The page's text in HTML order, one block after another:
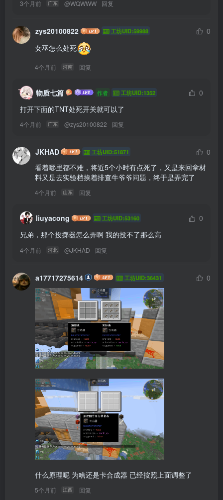
3个月前 广东 @WQWWW 回复
zys20100822 工坊UID:59988
0
女巫怎么处死
4个月前 河南 回复
物质七篇 作者 工坊UID:1352
0
打开下面的TNT处死开关就可以了
4个月前 广东 @zys20100822 回复
JKHAD 工坊UID:51871
0
看着哪里都不难，将近5个小时有点死了，又是来回拿材
料又是去实验档挨着排查牛爷爷问题，终于是弄完了
4个月前 山东 回复
liuyacong 工坊UID:53160
0
兄弟，那个投掷器怎么弄啊 我的投不了那么高
4个月前 河北 @JKHAD 回复
a17717275614 工坊UID:36431 0
什么原理呢 为啥还是卡合成器 已经按照上面调整了
5个月前 江西 回复